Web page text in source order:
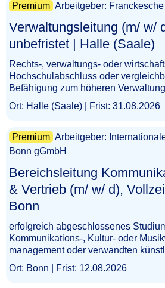
Premium Arbeitgeber:
Verwaltungsleitung (m/ w/
unbefristet | Halle (Saale)​‌‌‌‌​‌​‌​‌​‌‌‌​‌‌​
Rechts-, verwaltungs- oder
Hochschulabschluss oder
Befähigung zum höheren
Ort: Halle (Saale) | Frist: 31.08.2026
Premium Arbeitgeber:
Bonn gGmbH
Bereichsleitung
& Vertrieb (m/ w/ d),
Bonn​‌‌‌‌​‌​‌​​​​​‌​‌‌‌
erfolgreich abgeschlossenes
Kommunikations-, Kultur- oder
management oder verwandten
Ort: Bonn | Frist: 12.08.2026